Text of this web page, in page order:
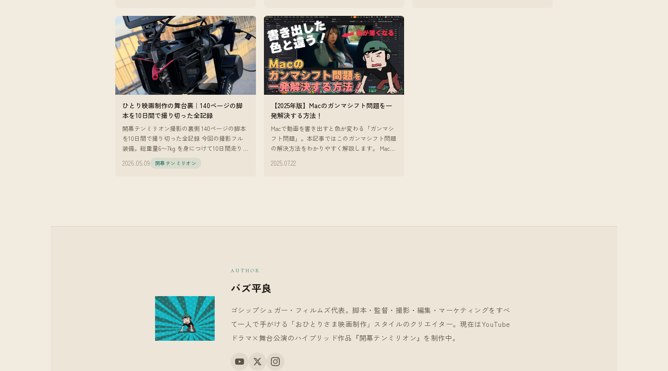
ひとり映画制作の舞台裏｜140ページの脚
本を10日間で撮り切った全記録
開幕テンミリオン撮影の裏側 140ページの脚本
を10日間で撮り切った全記録 今回の撮影フル
装備。総重量6〜7kg を身につけて10日間走り続
す。脚本、監
2026.05.09 開幕テンミリオン
【2025年版】Macのガンマシフト問題を一
発解決する方法！
Macで動画を書き出すと色が変わる「ガンマシ
フト問題」。本記事ではこのガンマシフト問題
の解決方法をわかりやすく解説します。 Macで
が違う！」**と感じたこ
2025.07.22
AUTHOR
バズ平良
ゴシップシュガー・フィルムズ代表。脚本・監督・撮影・編集・マーケティングをすべ
て一人で手がける「おひとりさま映画制作」スタイルのクリエイター。現在はYouTube
ドラマ×舞台公演のハイブリッド作品『開幕テンミリオン』を制作中。